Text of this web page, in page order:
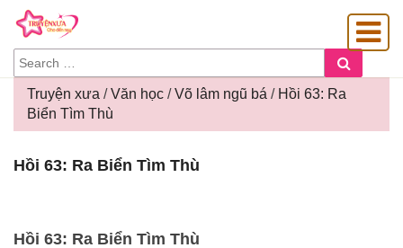
SEARCH
FOR:
Truyện xưa /Văn học /Võ lâm ngũ bá / Hồi 63: Ra
Biển Tìm Thù
Hồi 63: Ra Biển Tìm Thù
Hồi 63: Ra Biển Tìm Thù